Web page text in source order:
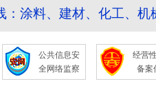
：涂料、建材、化工、
公共信息安
全网络监察
经营
备案